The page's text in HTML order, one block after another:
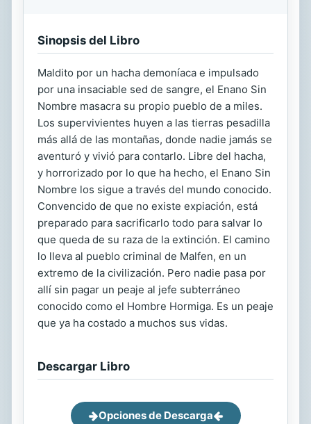
Sinopsis del Libro
Maldito por un hacha demoníaca e impulsado
por una insaciable sed de sangre, el Enano Sin
Nombre masacra su propio pueblo de a miles.
Los supervivientes huyen a las tierras pesadilla
más allá de las montañas, donde nadie jamás se
aventuró y vivió para contarlo. Libre del hacha,
y horrorizado por lo que ha hecho, el Enano Sin
Nombre los sigue a través del mundo conocido.
Convencido de que no existe expiación, está
preparado para sacrificarlo todo para salvar lo
que queda de su raza de la extinción. El camino
lo lleva al pueblo criminal de Malfen, en un
extremo de la civilización. Pero nadie pasa por
allí sin pagar un peaje al jefe subterráneo
conocido como el Hombre Hormiga. Es un peaje
que ya ha costado a muchos sus vidas.
Descargar Libro
Opciones de Descarga